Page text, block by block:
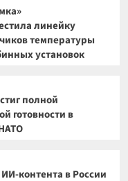
линейку
температуры
установок
полной
готовности в
контента в России